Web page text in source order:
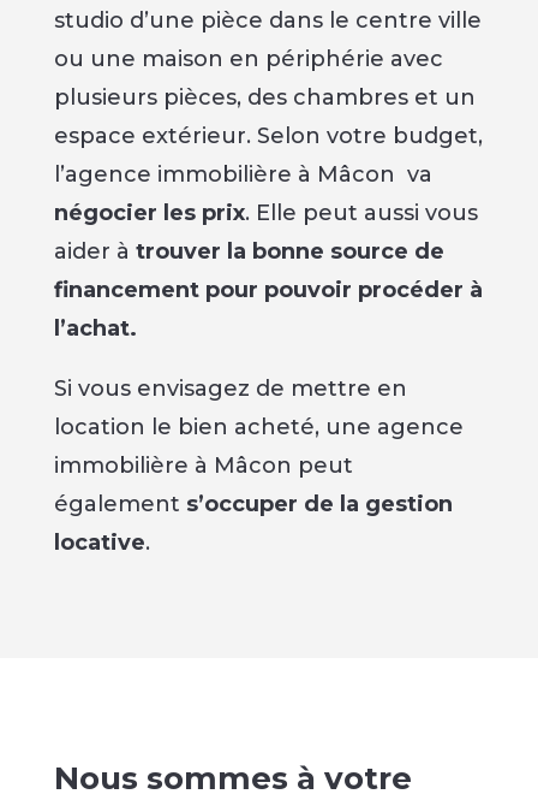
studio d’une pièce dans le centre ville
ou une maison en périphérie avec
plusieurs pièces, des chambres et un
espace extérieur. Selon votre budget,
l’agence immobilière à Mâcon va
négocier les prix. Elle peut aussi vous
aider à trouver la bonne source de
financement pour pouvoir procéder à
l’achat.
Si vous envisagez de mettre en
location le bien acheté, une agence
immobilière à Mâcon peut
également s’occuper de la gestion
locative.
Nous sommes à votre